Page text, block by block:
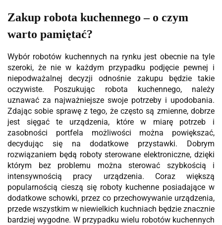
Zakup robota kuchennego – o czym
warto pamiętać?
Wybór robotów kuchennych na rynku jest obecnie na tyle
szeroki, że nie w każdym przypadku podjęcie pewnej i
niepodważalnej decyzji odnośnie zakupu będzie takie
oczywiste. Poszukując robota kuchennego, należy
uznawać za najważniejsze swoje potrzeby i upodobania.
Zdając sobie sprawę z tego, że często są zmienne, dobrze
jest sięgać te urządzenia, które w miarę potrzeb i
zasobności portfela możliwości można powiększać,
decydując się na dodatkowe przystawki. Dobrym
rozwiązaniem będą roboty sterowane elektroniczne, dzięki
którym bez problemu można sterować szybkością i
intensywnością pracy urządzenia. Coraz większą
popularnością cieszą się roboty kuchenne posiadające w
dodatkowe schowki, przez co przechowywanie urządzenia,
przede wszystkim w niewielkich kuchniach będzie znacznie
bardziej wygodne. W przypadku wielu robotów kuchennych